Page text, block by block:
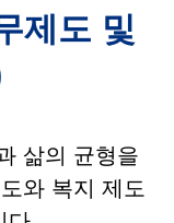
제도 및
삶의 균형을
와 복지 제도